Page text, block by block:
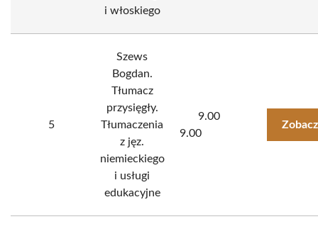
i włoskiego
5
Szews
Bogdan.
Tłumacz
przysięgły.
Tłumaczenia
z jęz.
niemieckiego
i usługi
edukacyjne
9.00
9.00